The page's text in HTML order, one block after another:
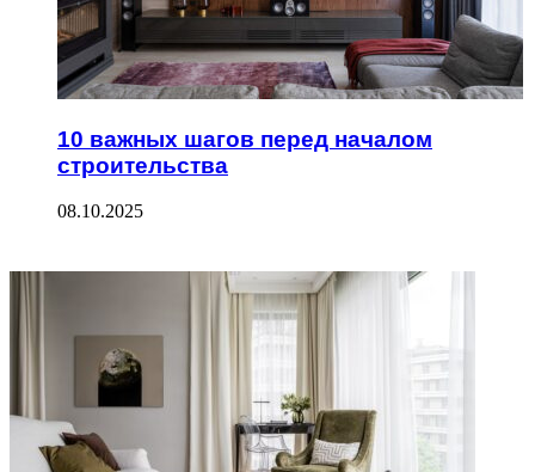
10 важных шагов перед началом
строительства
08.10.2025